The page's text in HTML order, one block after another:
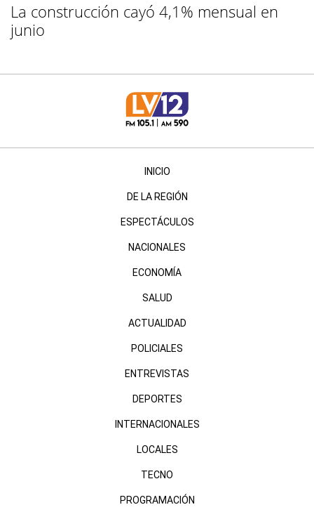
La construcción cayó 4,1% mensual en
junio
INICIO
DE LA REGIÓN
ESPECTÁCULOS
NACIONALES
ECONOMÍA
SALUD
ACTUALIDAD
POLICIALES
ENTREVISTAS
DEPORTES
INTERNACIONALES
LOCALES
TECNO
PROGRAMACIÓN